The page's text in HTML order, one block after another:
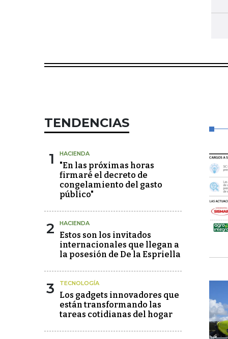
TENDENCIAS
1 HACIENDA
"En las próximas horas
firmaré el decreto de
congelamiento del gasto
público"
2 HACIENDA
Estos son los invitados
internacionales que llegan a
la posesión de De la Espriella
3 TECNOLOGÍA
Los gadgets innovadores que
están transformando las
tareas cotidianas del hogar